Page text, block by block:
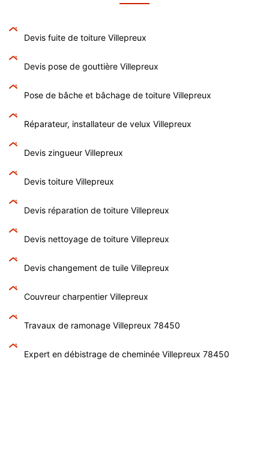
Devis fuite de toiture Villepreux
Devis pose de gouttière Villepreux
Pose de bâche et bâchage de toiture Villepreux
Réparateur, installateur de velux Villepreux
Devis zingueur Villepreux
Devis toiture Villepreux
Devis réparation de toiture Villepreux
Devis nettoyage de toiture Villepreux
Devis changement de tuile Villepreux
Couvreur charpentier Villepreux
Travaux de ramonage Villepreux 78450
Expert en débistrage de cheminée Villepreux 78450